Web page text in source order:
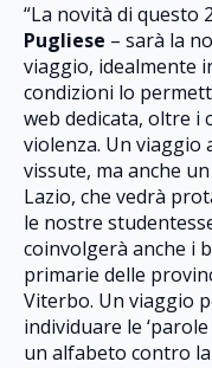
“La novità di questo
Pugliese – sarà la
viaggio, idealmente
condizioni lo
web dedicata, oltre i
violenza. Un viaggio
vissute, ma anche
Lazio, che vedrà
le nostre
coinvolgerà anche i
primarie delle
Viterbo. Un viaggio
individuare le
un alfabeto contro la